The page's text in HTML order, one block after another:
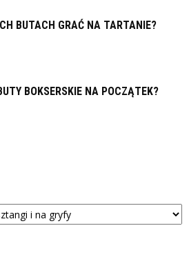
BUTACH GRAĆ NA TARTANIE?
BOKSERSKIE NA POCZĄTEK?